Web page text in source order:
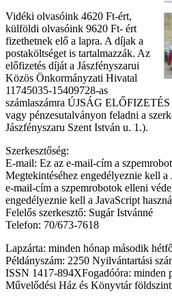
Vidéki olvasóink 4620 Ft-ért,
külföldi olvasóink 9620 Ft- ért
fizethetnek elő a lapra. A díjak a
postaköltséget is tartalmazzák. Az
előfizetés díját a Jászfényszarui
Közös Önkormányzati Hivatal
11745035-15409728-as
számlaszámra ÚJSÁG
vagy pénzesutalványon feladni a
Jászfényszaru Szent István u. 1.).
Szerkesztőség:
E-mail: Ez az e-mail-cím a
Megtekintéséhez engedélyeznie kell a
e-mail-cím a szpemrobotok elleni
engedélyeznie kell a JavaScript
Felelős szerkesztő: Sugár Istvánné
Telefon: 70/673-7618
Lapzárta: minden hónap második
Példányszám: 2250 Nyilvántartási
ISSN 1417-894XFogadóóra: minden
Művelődési Ház és Könyvtár